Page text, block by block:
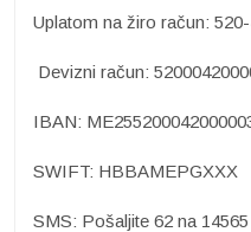
Uplatom na žiro račun:
Devizni račun:
IBAN:
SWIFT: HBBAMEPGXXX
SMS: Pošaljite 62 na